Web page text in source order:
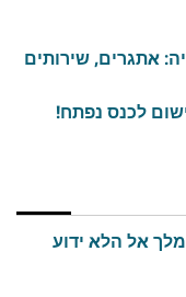
אתגרים, שירותים
לכנס נפתח!